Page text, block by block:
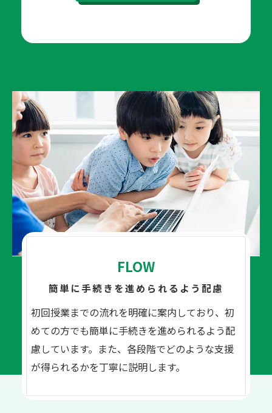
FLOW
簡単に手続きを進められるよう配慮
初回授業までの流れを明確に案内しており、初
めての方でも簡単に手続きを進められるよう配
慮しています。また、各段階でどのような支援
が得られるかを丁寧に説明します。